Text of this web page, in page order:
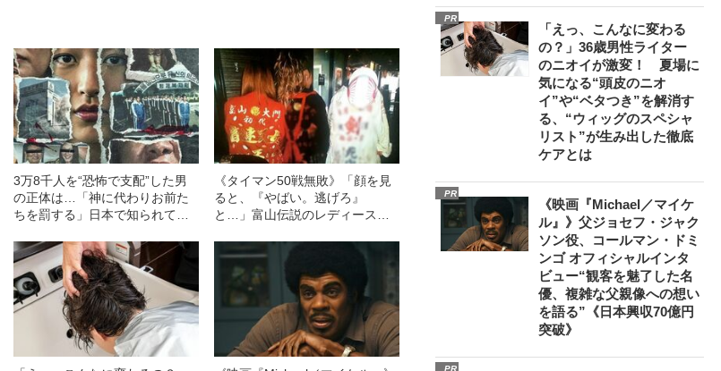
3万8千人を“恐怖で支配”した男
の正体は…「神に代わりお前た
ちを罰する」日本で知られてい
条理な結末
《タイマン50戦無敗》「顔を見
ると、『やばい。逃げろ』
と…」富山伝説のレディース初
ー制圧と朝までのバイク暴走
PR
「えっ、こんなに変わる
の？」36歳男性ライター
のニオイが激変！ 夏場に
気になる“頭皮のニオ
イ”や“ベタつき”を解消す
る、“ウィッグのスペシャ
リスト”が生み出した徹底
ケアとは
PR
《映画『Michael／マイケ
ル』》父ジョセフ・ジャク
ソン役、コールマン・ドミ
ンゴ オフィシャルインタ
ビュー“観客を魅了した名
優、複雑な父親像への想い
を語る”《日本興収70億円
突破》